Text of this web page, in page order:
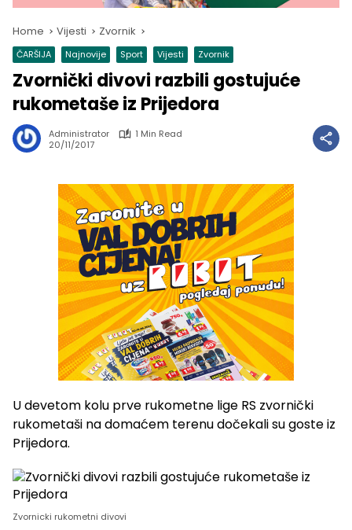
Home Vijesti Zvornik
ČARŠIJA Najnovije Sport Vijesti Zvornik
Zvornički divovi razbili gostujuće
rukometaše iz Prijedora
Administrator
1 Min Read
20/11/2017
U devetom kolu prve rukometne lige RS zvornički
rukometaši na domaćem terenu dočekali su goste iz
Prijedora.
Zvornicki rukometni divovi